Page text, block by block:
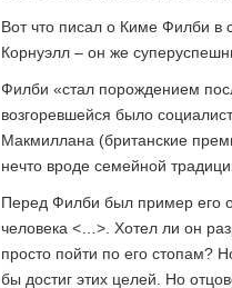
Вот что писал о Киме Филби в
Корнуэлл – он же
Филби «стал порождением
возгоревшейся было
Макмиллана (британские
нечто вроде семейной
Перед Филби был пример его
человека <…>. Хотел ли он
просто пойти по его стопам?
бы достиг этих целей. Но